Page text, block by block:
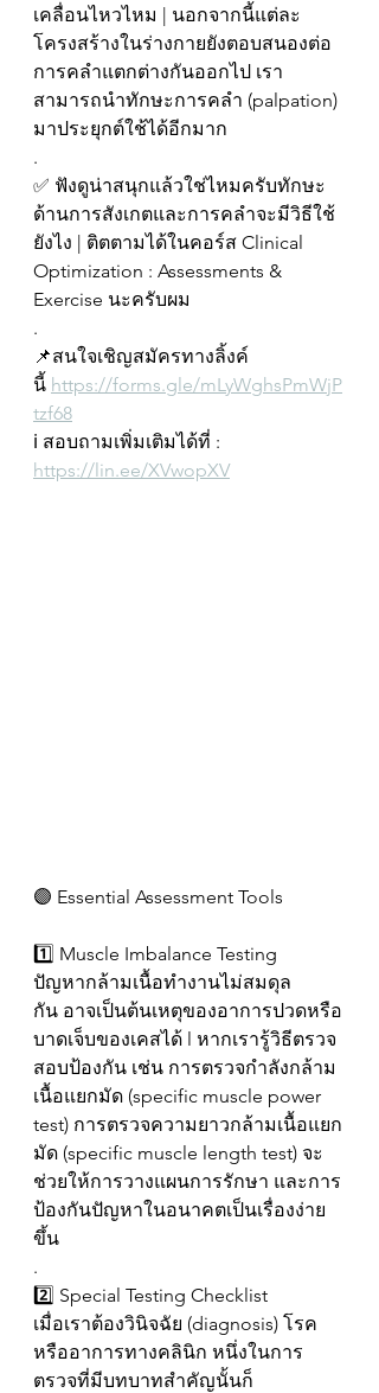
เคลื่อนไหวไหม | นอกจากนี้แต่ละ
โครงสร้างในร่างกายยังตอบสนองต่อ
การคลำแตกต่างกันออกไป เรา
สามารถนำทักษะการคลำ (palpation)
มาประยุกต์ใช้ได้อีกมาก
.
✅ ฟังดูน่าสนุกแล้วใช่ไหมครับทักษะ
ด้านการสังเกตและการคลำจะมีวิธีใช้
ยังไง | ติตตามได้ในคอร์ส Clinical
Optimization : Assessments &
Exercise นะครับผม
.
📌สนใจเชิญสมัครทางลิ้งค์
นี้ https://forms.gle/mLyWghsPmWjP
tzf68
ℹ️ สอบถามเพิ่มเติมได้ที่ :
https://lin.ee/XVwopXV
🟣 Essential Assessment Tools
1️⃣ Muscle Imbalance Testing
ปัญหากล้ามเนื้อทำงานไม่สมดุล
กัน อาจเป็นต้นเหตุของอาการปวดหรือ
บาดเจ็บของเคสได้ l หากเรารู้วิธีตรวจ
สอบป้องกัน เช่น การตรวจกำลังกล้าม
เนื้อแยกมัด (specific muscle power
test) การตรวจความยาวกล้ามเนื้อแยก
มัด (specific muscle length test) จะ
ช่วยให้การวางแผนการรักษา และการ
ป้องกันปัญหาในอนาคตเป็นเรื่องง่าย
ขึ้น
.
2️⃣ Special Testing Checklist
เมื่อเราต้องวินิจฉัย (diagnosis) โรค
หรืออาการทางคลินิก หนึ่งในการ
ตรวจที่มีบทบาทสำคัญนั้นก็